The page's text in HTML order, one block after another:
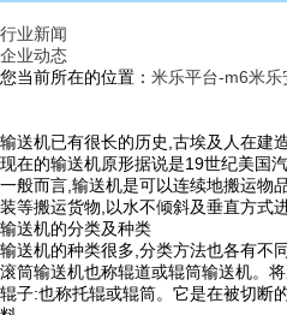
行业新闻
企业动态
您当前所在的位置： 米乐平台-m6米乐
输送机已有很长的历史,古埃及人在建
现在的输送机原形据说是19世纪美国
一般而言,输送机是可以连续地搬运物
装等搬运货物,以水不倾斜及垂直方式
输送机的分类及种类
输送机的种类很多,分类方法也各有不
滚筒输送机也称辊道或辊筒输送机。
辊子:也称托辊或辊筒。它是在被切断